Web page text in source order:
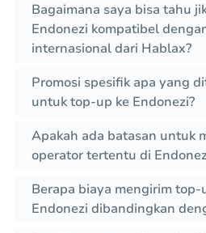
Bagaimana saya bisa tahu
Endonezi kompatibel
internasional dari Hablax?
Promosi spesifik apa yang
untuk top-up ke Endonezi?
Apakah ada batasan untuk
operator tertentu di
Berapa biaya mengirim
Endonezi dibandingkan